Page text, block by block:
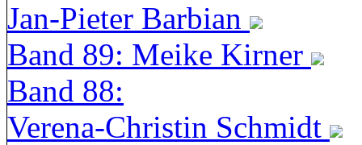
Jan-Pieter Barbian
Band 89: Meike Kirner
Band 88:
Verena-Christin Schmidt